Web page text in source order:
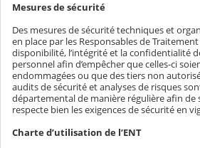
Mesures de sécurité
Des mesures de sécurité techniques et
en place par les Responsables de
disponibilité, l’intégrité et la confidentialité
personnel afin d’empêcher que celles-ci
endommagées ou que des tiers non
audits de sécurité et analyses de risques
départemental de manière régulière afin de
respecte bien les exigences de sécurité en
Charte d’utilisation de l’ENT